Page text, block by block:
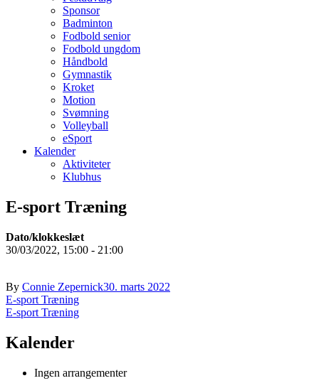
Sponsor
Badminton
Fodbold senior
Fodbold ungdom
Håndbold
Gymnastik
Kroket
Motion
Svømning
Volleyball
eSport
Kalender
Aktiviteter
Klubhus
E-sport Træning
Dato/klokkeslæt
30/03/2022, 15:00 - 21:00
By Connie Zepernick30. marts 2022
Indlægsnavigation
E-sport Træning
E-sport Træning
Kalender
Ingen arrangementer